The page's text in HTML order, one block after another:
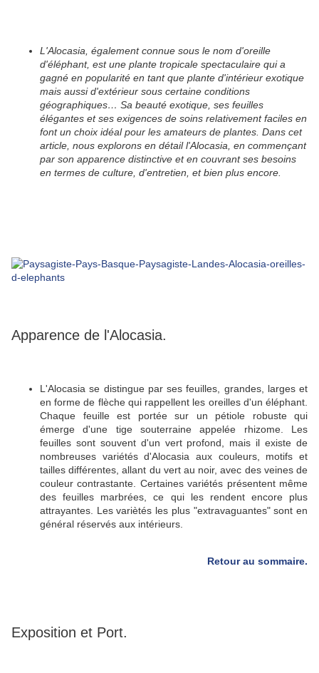
L'Alocasia, également connue sous le nom d'oreille
d'éléphant, est une plante tropicale spectaculaire qui a
gagné en popularité en tant que plante d'intérieur exotique
mais aussi d'extérieur sous certaine conditions
géographiques… Sa beauté exotique, ses feuilles
élégantes et ses exigences de soins relativement faciles en
font un choix idéal pour les amateurs de plantes. Dans cet
article, nous explorons en détail l'Alocasia, en commençant
par son apparence distinctive et en couvrant ses besoins
en termes de culture, d'entretien, et bien plus encore.
Apparence de l'Alocasia.
L'Alocasia se distingue par ses feuilles, grandes, larges et
en forme de flèche qui rappellent les oreilles d'un éléphant.
Chaque feuille est portée sur un pétiole robuste qui
émerge d'une tige souterraine appelée rhizome. Les
feuilles sont souvent d'un vert profond, mais il existe de
nombreuses variétés d'Alocasia aux couleurs, motifs et
tailles différentes, allant du vert au noir, avec des veines de
couleur contrastante. Certaines variétés présentent même
des feuilles marbrées, ce qui les rendent encore plus
attrayantes. Les variètés les plus "extravaguantes" sont en
général réservés aux intérieurs.
Retour au sommaire.
Exposition et Port.